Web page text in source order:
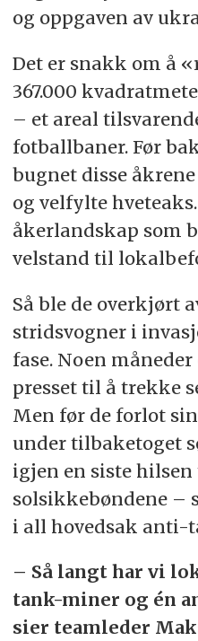
og oppgaven av
Det er snakk om å
367.000
– et areal
fotballbaner. Før
bugnet disse
og velfylte
åkerlandskap som
velstand til
Så ble de overkjørt
stridsvogner i
fase. Noen
presset til å trekke
Men før de forlot
under tilbaketoget
igjen en siste
solsikkebøndene –
i all hovedsak anti-
– Så langt har vi
tank-miner og én
sier teamleder